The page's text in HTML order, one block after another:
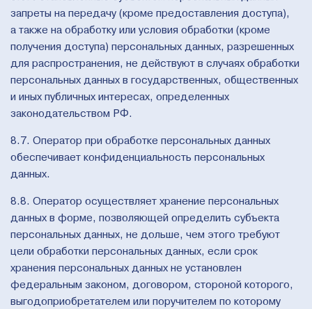
запреты на передачу (кроме предоставления доступа),
а также на обработку или условия обработки (кроме
получения доступа) персональных данных, разрешенных
для распространения, не действуют в случаях обработки
персональных данных в государственных, общественных
и иных публичных интересах, определенных
законодательством РФ.
8.7. Оператор при обработке персональных данных
обеспечивает конфиденциальность персональных
данных.
8.8. Оператор осуществляет хранение персональных
данных в форме, позволяющей определить субъекта
персональных данных, не дольше, чем этого требуют
цели обработки персональных данных, если срок
хранения персональных данных не установлен
федеральным законом, договором, стороной которого,
выгодоприобретателем или поручителем по которому